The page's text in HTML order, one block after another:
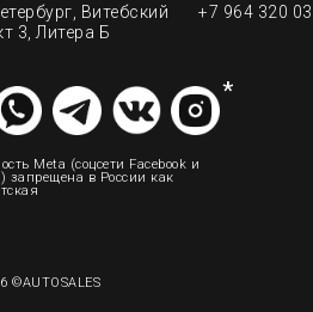
©AUTOSALES
+7 964 320
Витебский
3, Литера Б
Meta (соцсети Facebook и
запрещена в России как
*